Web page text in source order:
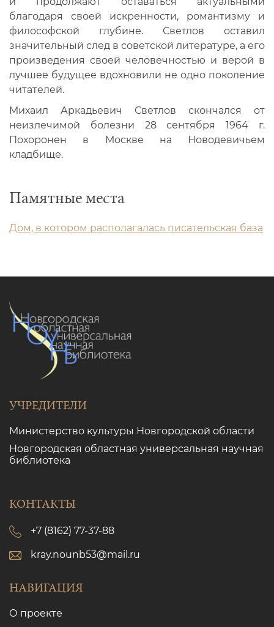
благодаря своей искренности, романтизму и
философской глубине. Светлов оставил
значительный след в советской литературе, а его
произведения своей человечностью и верой в
лучшее будущее вдохновили не одно поколение
читателей.
Михаил Аркадьевич Светлов скончался от
неизлечимой болезни 28 сентября 1964 г.
Похоронен в Москве на Новодевичьем
кладбище.
Памятные места
Дом, в котором располагалась писательская база
УЧРЕДИТЕЛИ
Министерство культуры Новгородской области
Новгородская областная универсальная научная
библиотека
КОНТАКТЫ
+7 (8162) 77-37-88
kray.nounb53@mail.ru
НАВИГАЦИЯ
О проекте